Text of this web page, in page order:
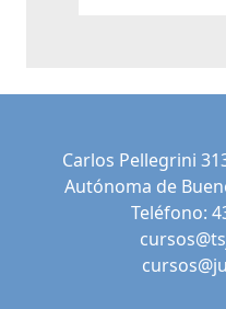
Carlos Pellegrini
Autónoma de
Teléfono: